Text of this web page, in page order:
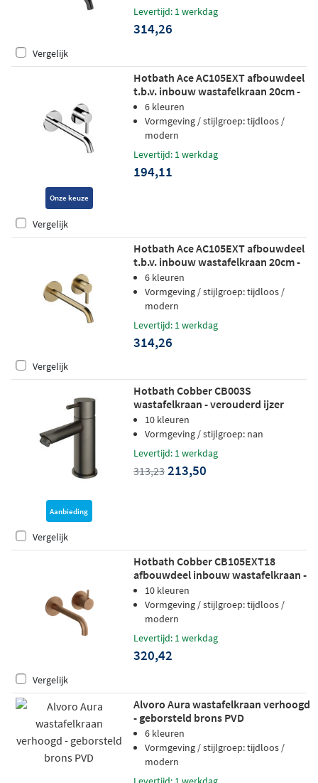
Levertijd: 1 werkdag
314,26
Vergelijk
Onze keuze
Hotbath Ace AC105EXT afbouwdeel
t.b.v. inbouw wastafelkraan 20cm -
chroom
6 kleuren
Vormgeving / stijlgroep: tijdloos /
modern
Levertijd: 1 werkdag
194,11
Vergelijk
Hotbath Ace AC105EXT afbouwdeel
t.b.v. inbouw wastafelkraan 20cm -
geborsteld messing pvd
6 kleuren
Vormgeving / stijlgroep: tijdloos /
modern
Levertijd: 1 werkdag
314,26
Vergelijk
Aanbieding
Hotbath Cobber CB003S
wastafelkraan - verouderd ijzer
10 kleuren
Vormgeving / stijlgroep: nan
Levertijd: 1 werkdag
313,23 213,50
Vergelijk
Hotbath Cobber CB105EXT18
afbouwdeel inbouw wastafelkraan -
18cm uitloop - verouderd messing
10 kleuren
Vormgeving / stijlgroep: tijdloos /
modern
Levertijd: 1 werkdag
320,42
Vergelijk
Alvoro Aura wastafelkraan verhoogd
- geborsteld brons PVD
6 kleuren
Vormgeving / stijlgroep: tijdloos /
modern